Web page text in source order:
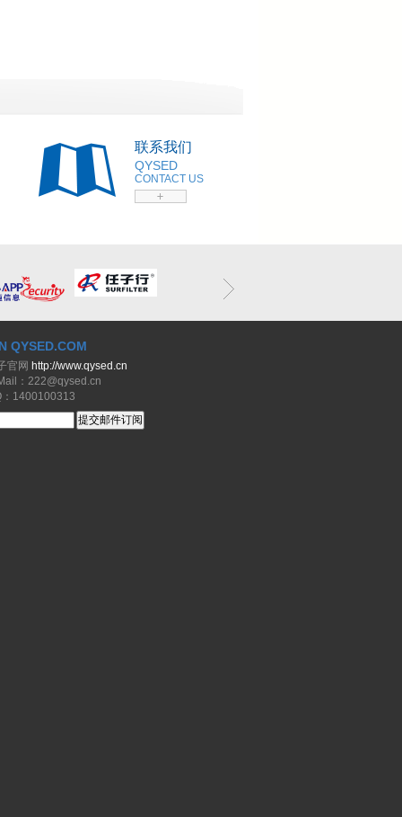
联系我们
QYSED
CONTACT US
QYSED.COM
官网 http://www.qysed.cn
：222@qysed.cn
1400100313